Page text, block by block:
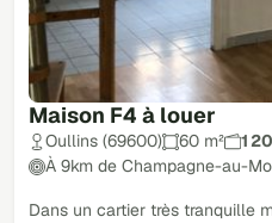
Maison F4 à louer
Oullins (69600) 60 m²
1
À 9km de Champagne-au-
Dans un cartier très tranquille